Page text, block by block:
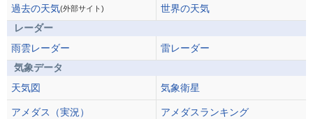
過去の天気(外部サイト)
世界の天気
レーダー
雨雲レーダー
雷レーダー
気象データ
天気図
気象衛星
アメダス（実況）
アメダスランキング